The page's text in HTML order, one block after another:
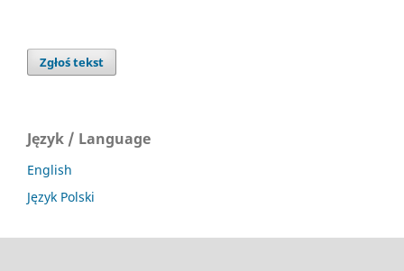
Zgłoś tekst
Język / Language
English
Język Polski